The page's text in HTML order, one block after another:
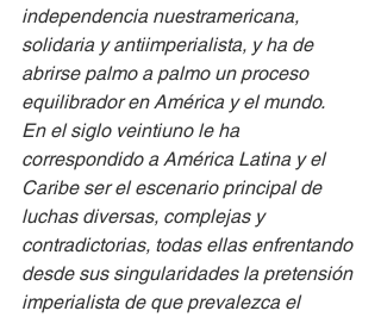
independencia nuestramericana,
solidaria y antiimperialista, y ha de
abrirse palmo a palmo un proceso
equilibrador en América y el mundo.
En el siglo veintiuno le ha
correspondido a América Latina y el
Caribe ser el escenario principal de
luchas diversas, complejas y
contradictorias, todas ellas enfrentando
desde sus singularidades la pretensión
imperialista de que prevalezca el